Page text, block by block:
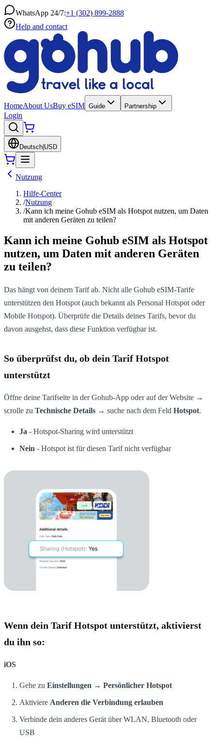
WhatsApp 24/7:+1 (302) 899-2888
Help and contact
HomeAbout UsBuy eSIM Guide Partnership
Login
Deutsch USD
Nutzung
Hilfe-Center
/Nutzung
/Kann ich meine Gohub eSIM als Hotspot nutzen, um Daten
mit anderen Geräten zu teilen?
Kann ich meine Gohub eSIM als Hotspot
nutzen, um Daten mit anderen Geräten
zu teilen?
Das hängt von deinem Tarif ab. Nicht alle Gohub eSIM-Tarife
unterstützen den Hotspot (auch bekannt als Personal Hotspot oder
Mobile Hotspot). Überprüfe die Details deines Tarifs, bevor du
davon ausgehst, dass diese Funktion verfügbar ist.
So überprüfst du, ob dein Tarif Hotspot
unterstützt
Öffne deine Tarifseite in der Gohub-App oder auf der Website →
scrolle zu Technische Details → suche nach dem Feld Hotspot.
Ja - Hotspot-Sharing wird unterstützt
Nein - Hotspot ist für diesen Tarif nicht verfügbar
Wenn dein Tarif Hotspot unterstützt, aktivierst
du ihn so:
iOS
Gehe zu Einstellungen → Persönlicher Hotspot
Aktiviere Anderen die Verbindung erlauben
Verbinde dein anderes Gerät über WLAN, Bluetooth oder
USB